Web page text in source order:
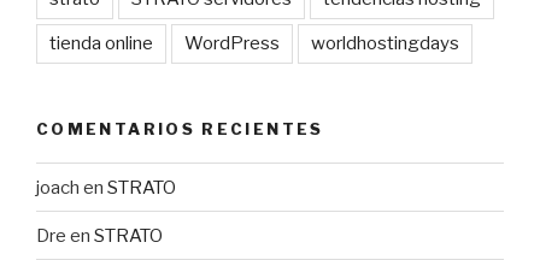
tienda online WordPress worldhostingdays
COMENTARIOS RECIENTES
joach en STRATO
Dre en STRATO